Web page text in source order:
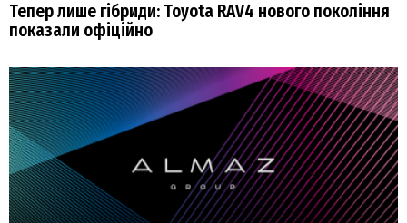
Тепер лише гібриди: Toyota RAV4 нового покоління
показали офіційно